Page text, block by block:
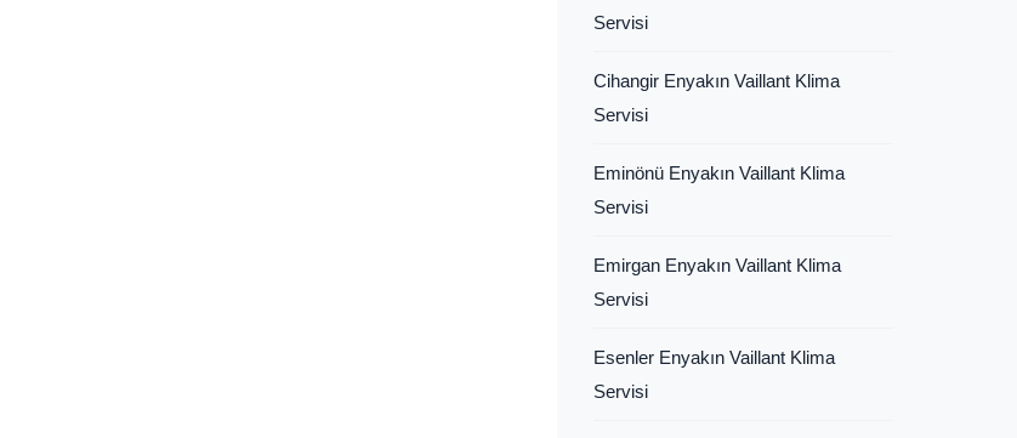
Servisi
Cihangir Enyakın Vaillant Klima
Servisi
Eminönü Enyakın Vaillant Klima
Servisi
Emirgan Enyakın Vaillant Klima
Servisi
Esenler Enyakın Vaillant Klima
Servisi